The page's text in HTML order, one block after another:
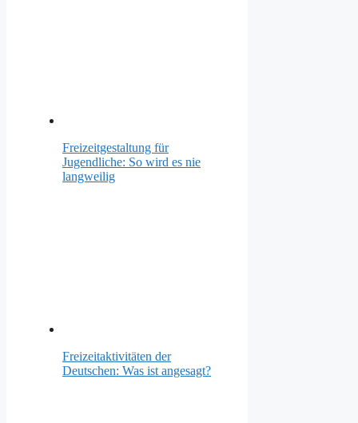
Freizeitgestaltung für
Jugendliche: So wird es nie
langweilig
Freizeitaktivitäten der
Deutschen: Was ist angesagt?